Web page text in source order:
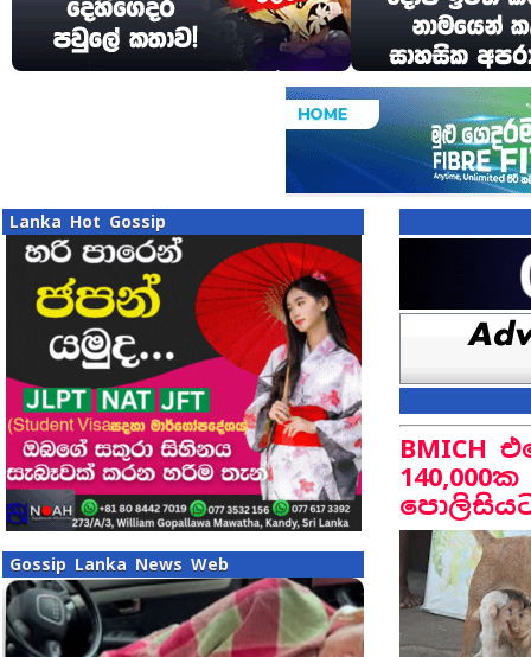
Lanka Hot Gossip
Gossip Lanka News Web
BMICH